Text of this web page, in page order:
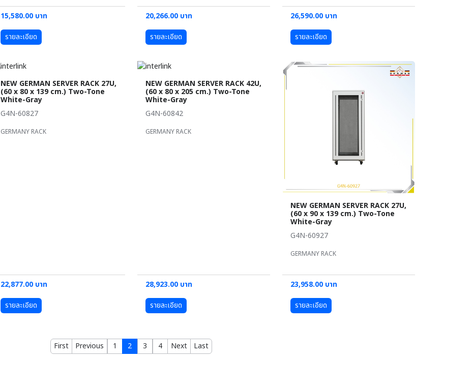
15,580.00 บาท
รายละเอียด
20,266.00 บาท
รายละเอียด
26,590.00 บาท
รายละเอียด
NEW GERMAN SERVER RACK 27U,
(60 x 80 x 139 cm.) Two-Tone
White-Gray
G4N-60827
GERMANY RACK
22,877.00 บาท
รายละเอียด
NEW GERMAN SERVER RACK 42U,
(60 x 80 x 205 cm.) Two-Tone
White-Gray
G4N-60842
GERMANY RACK
28,923.00 บาท
รายละเอียด
NEW GERMAN SERVER RACK 27U,
(60 x 90 x 139 cm.) Two-Tone
White-Gray
G4N-60927
GERMANY RACK
23,958.00 บาท
รายละเอียด
First Previous 1 2 3 4 Next Last